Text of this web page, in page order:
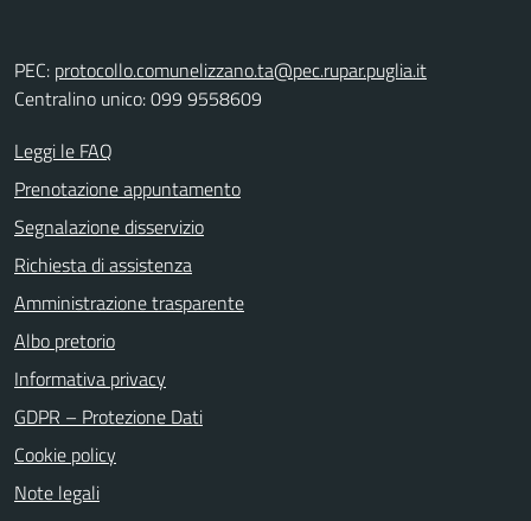
PEC: protocollo.comunelizzano.ta@pec.rupar.puglia.it
Centralino unico: 099 9558609
Leggi le FAQ
Prenotazione appuntamento
Segnalazione disservizio
Richiesta di assistenza
Amministrazione trasparente
Albo pretorio
Informativa privacy
GDPR – Protezione Dati
Cookie policy
Note legali